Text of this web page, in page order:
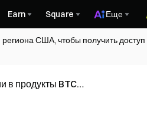
Earn Square Еще
США, чтобы получить
в продукты BTC